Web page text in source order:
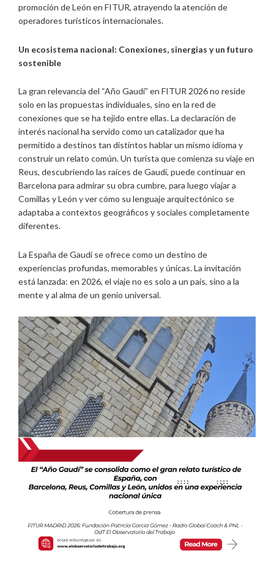
promoción de León en FITUR, atrayendo la atención de
operadores turísticos internacionales.
Un ecosistema nacional: Conexiones, sinergias y un futuro
sostenible
La gran relevancia del “Año Gaudí” en FITUR 2026 no reside
solo en las propuestas individuales, sino en la red de
conexiones que se ha tejido entre ellas. La declaración de
interés nacional ha servido como un catalizador que ha
permitido a destinos tan distintos hablar un mismo idioma y
construir un relato común. Un turista que comienza su viaje en
Reus, descubriendo las raíces de Gaudí, puede continuar en
Barcelona para admirar su obra cumbre, para luego viajar a
Comillas y León y ver cómo su lenguaje arquitectónico se
adaptaba a contextos geográficos y sociales completamente
diferentes.
La España de Gaudí se ofrece como un destino de
experiencias profundas, memorables y únicas. La invitación
está lanzada: en 2026, el viaje no es solo a un país, sino a la
mente y al alma de un genio universal.